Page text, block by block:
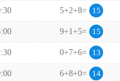
5+2+8= 15
9+1+5= 15
0+7+6= 13
6+8+0= 14